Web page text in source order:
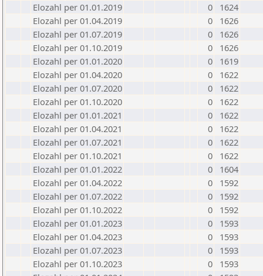
Elozahl per 01.01.2019
0
1624
Elozahl per 01.04.2019
0
1626
Elozahl per 01.07.2019
0
1626
Elozahl per 01.10.2019
0
1626
Elozahl per 01.01.2020
0
1619
Elozahl per 01.04.2020
0
1622
Elozahl per 01.07.2020
0
1622
Elozahl per 01.10.2020
0
1622
Elozahl per 01.01.2021
0
1622
Elozahl per 01.04.2021
0
1622
Elozahl per 01.07.2021
0
1622
Elozahl per 01.10.2021
0
1622
Elozahl per 01.01.2022
0
1604
Elozahl per 01.04.2022
0
1592
Elozahl per 01.07.2022
0
1592
Elozahl per 01.10.2022
0
1592
Elozahl per 01.01.2023
0
1593
Elozahl per 01.04.2023
0
1593
Elozahl per 01.07.2023
0
1593
Elozahl per 01.10.2023
0
1593